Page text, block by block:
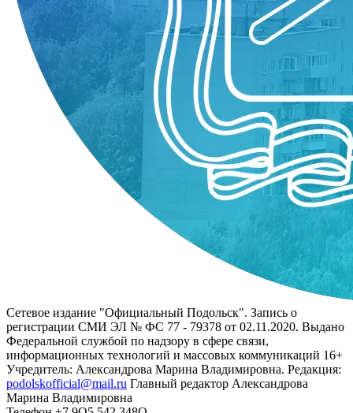
Сетевое издание "Официальный Подольск". Запись о
регистрации СМИ ЭЛ № ФС 77 - 79378 от 02.11.2020. Выдано
Федеральной службой по надзору в сфере связи,
информационных технологий и массовых коммуникаций 16+
Учредитель: Александрова Марина Владимировна. Редакция:
podolskofficial@mail.ru Главный редактор Александрова
Марина Владимировна